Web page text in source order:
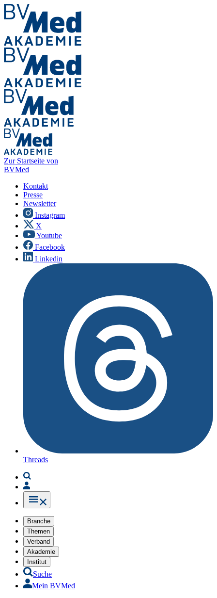
Zur Startseite von
BVMed
Kontakt
Presse
Newsletter
Instagram
X
Youtube
Facebook
Linkedin
Threads
Branche
Themen
Verband
Akademie
Institut
Suche
Mein BVMed